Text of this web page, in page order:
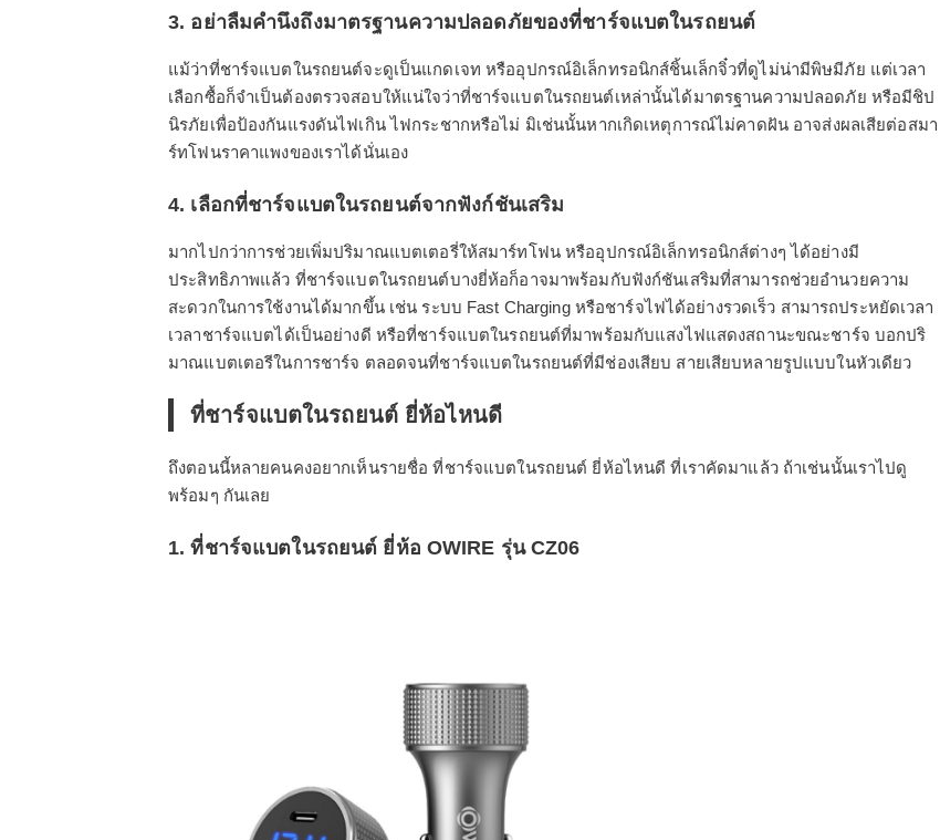
3. อย่าลืมคำนึงถึงมาตรฐานความปลอดภัยของที่ชาร์จแบตในรถยนต์
แม้ว่าที่ชาร์จแบตในรถยนต์จะดูเป็นแกดเจท หรืออุปกรณ์อิเล็กทรอนิกส์ชิ้นเล็กจิ๋วที่ดูไม่น่ามีพิษมีภัย แต่เวลา
เลือกซื้อก็จำเป็นต้องตรวจสอบให้แน่ใจว่าที่ชาร์จแบตในรถยนต์เหล่านั้นได้มาตรฐานความปลอดภัย หรือมีชิป
นิรภัยเพื่อป้องกันแรงดันไฟเกิน ไฟกระชากหรือไม่ มิเช่นนั้นหากเกิดเหตุการณ์ไม่คาดฝัน อาจส่งผลเสียต่อสมา
ร์ทโฟนราคาแพงของเราได้นั่นเอง
4. เลือกที่ชาร์จแบตในรถยนต์จากฟังก์ชันเสริม
มากไปกว่าการช่วยเพิ่มปริมาณแบตเตอรี่ให้สมาร์ทโฟน หรืออุปกรณ์อิเล็กทรอนิกส์ต่างๆ ได้อย่างมี
ประสิทธิภาพแล้ว ที่ชาร์จแบตในรถยนต์บางยี่ห้อก็อาจมาพร้อมกับฟังก์ชันเสริมที่สามารถช่วยอำนวยความ
สะดวกในการใช้งานได้มากขึ้น เช่น ระบบ Fast Charging หรือชาร์จไฟได้อย่างรวดเร็ว สามารถประหยัดเวลา
เวลาชาร์จแบตได้เป็นอย่างดี หรือที่ชาร์จแบตในรถยนต์ที่มาพร้อมกับแสงไฟแสดงสถานะขณะชาร์จ บอกปริ
มาณแบตเตอรีในการชาร์จ ตลอดจนที่ชาร์จแบตในรถยนต์ที่มีช่องเสียบ สายเสียบหลายรูปแบบในหัวเดียว
ที่ชาร์จแบตในรถยนต์ ยี่ห้อไหนดี
ถึงตอนนี้หลายคนคงอยากเห็นรายชื่อ ที่ชาร์จแบตในรถยนต์ ยี่ห้อไหนดี ที่เราคัดมาแล้ว ถ้าเช่นนั้นเราไปดู
พร้อมๆ กันเลย
1. ที่ชาร์จแบตในรถยนต์ ยี่ห้อ OWIRE รุ่น CZ06